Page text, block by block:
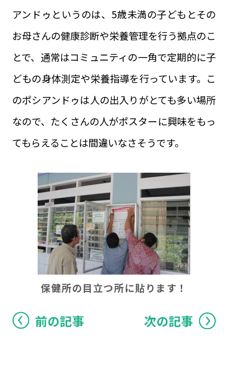
アンドゥというのは、5歳未満の子どもとその
お母さんの健康診断や栄養管理を行う拠点のこ
とで、通常はコミュニティの一角で定期的に子
どもの身体測定や栄養指導を行っています。こ
のポシアンドゥは人の出入りがとても多い場所
なので、たくさんの人がポスターに興味をもっ
てもらえることは間違いなさそうです。
保健所の目立つ所に貼ります！
前の記事 次の記事